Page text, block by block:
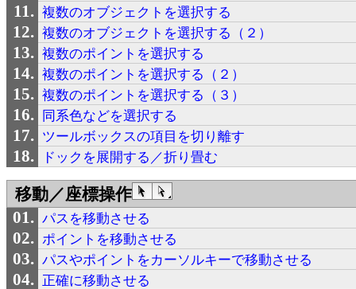
複数のオブジェクトを選択する
複数のオブジェクトを選択する（２）
複数のポイントを選択する
複数のポイントを選択する（２）
複数のポイントを選択する（３）
同系色などを選択する
ツールボックスの項目を切り離す
ドックを展開する／折り畳む
移動／座標操作
パスを移動させる
ポイントを移動させる
パスやポイントをカーソルキーで移動させる
正確に移動させる